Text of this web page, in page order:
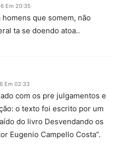
Em 20:35
que somem, não
ta se doendo atoa..
Em 02:33
com os pre julgamentos e
o texto foi escrito por um
do livro Desvendando os
Eugenio Campello Costa”.